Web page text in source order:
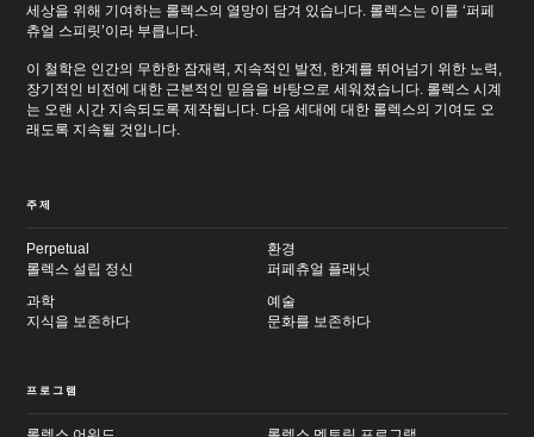
세상을 위해 기여하는 롤렉스의 열망이 담겨 있습니다. 롤렉스는 이를 ‘퍼페
츄얼 스피릿’이라 부릅니다.
이 철학은 인간의 무한한 잠재력, 지속적인 발전, 한계를 뛰어넘기 위한 노력,
장기적인 비전에 대한 근본적인 믿음을 바탕으로 세워졌습니다. 롤렉스 시계
는 오랜 시간 지속되도록 제작됩니다. 다음 세대에 대한 롤렉스의 기여도 오
래도록 지속될 것입니다.
주제
Perpetual
롤렉스 설립 정신
환경
퍼페츄얼 플래닛
과학
지식을 보존하다
예술
문화를 보존하다
프로그램